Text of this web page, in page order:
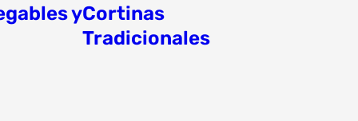
yCortinas
Tradicionales